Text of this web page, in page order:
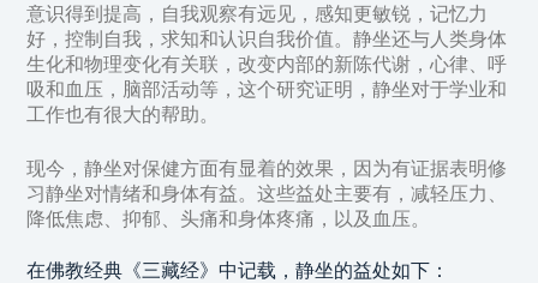
意识得到提高，自我观察有远见，感知更敏锐，记忆力
好，控制自我，求知和认识自我价值。静坐还与人类身体
生化和物理变化有关联，改变内部的新陈代谢，心律、呼
吸和血压，脑部活动等，这个研究证明，静坐对于学业和
工作也有很大的帮助。
现今，静坐对保健方面有显着的效果，因为有证据表明修
习静坐对情绪和身体有益。这些益处主要有，减轻压力、
降低焦虑、抑郁、头痛和身体疼痛，以及血压。
在佛教经典《三藏经》中记载，静坐的益处如下：